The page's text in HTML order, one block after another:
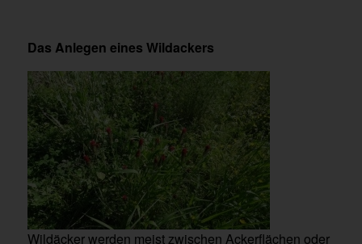
Das Anlegen eines Wildackers
Wildäcker werden meist zwischen Ackerflächen oder